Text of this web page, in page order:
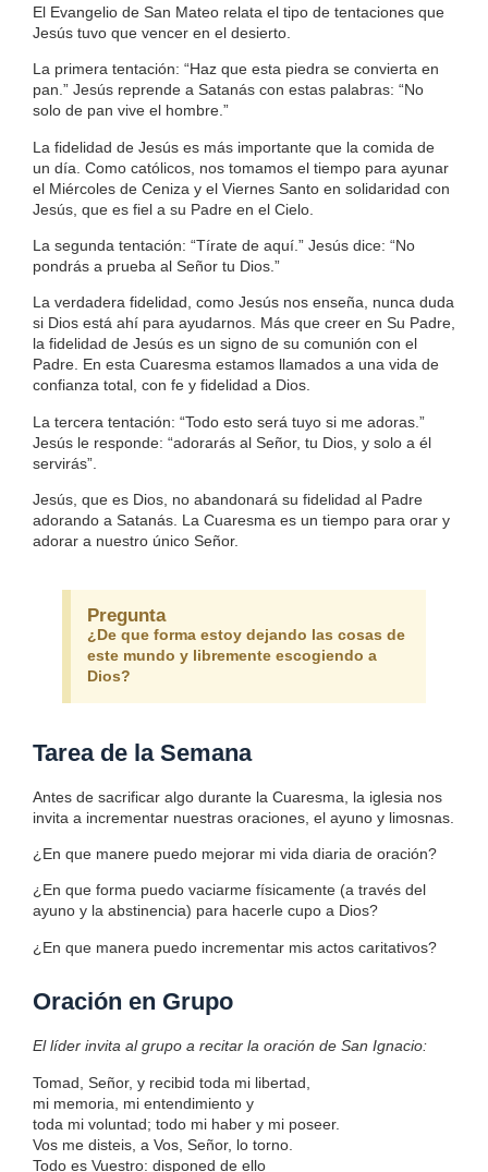
El Evangelio de San Mateo relata el tipo de tentaciones que
Jesús tuvo que vencer en el desierto.
La primera tentación: “Haz que esta piedra se convierta en
pan.” Jesús reprende a Satanás con estas palabras: “No
solo de pan vive el hombre.”
La fidelidad de Jesús es más importante que la comida de
un día. Como católicos, nos tomamos el tiempo para ayunar
el Miércoles de Ceniza y el Viernes Santo en solidaridad con
Jesús, que es fiel a su Padre en el Cielo.
La segunda tentación: “Tírate de aquí.” Jesús dice: “No
pondrás a prueba al Señor tu Dios.”
La verdadera fidelidad, como Jesús nos enseña, nunca duda
si Dios está ahí para ayudarnos. Más que creer en Su Padre,
la fidelidad de Jesús es un signo de su comunión con el
Padre. En esta Cuaresma estamos llamados a una vida de
confianza total, con fe y fidelidad a Dios.
La tercera tentación: “Todo esto será tuyo si me adoras.”
Jesús le responde: “adorarás al Señor, tu Dios, y solo a él
servirás”.
Jesús, que es Dios, no abandonará su fidelidad al Padre
adorando a Satanás. La Cuaresma es un tiempo para orar y
adorar a nuestro único Señor.
Pregunta
¿De que forma estoy dejando las cosas de
este mundo y libremente escogiendo a
Dios?
Tarea de la Semana
Antes de sacrificar algo durante la Cuaresma, la iglesia nos
invita a incrementar nuestras oraciones, el ayuno y limosnas.
¿En que manere puedo mejorar mi vida diaria de oración?
¿En que forma puedo vaciarme físicamente (a través del
ayuno y la abstinencia) para hacerle cupo a Dios?
¿En que manera puedo incrementar mis actos caritativos?
Oración en Grupo
El líder invita al grupo a recitar la oración de San Ignacio:
Tomad, Señor, y recibid toda mi libertad,
mi memoria, mi entendimiento y
toda mi voluntad; todo mi haber y mi poseer.
Vos me disteis, a Vos, Señor, lo torno.
Todo es Vuestro: disponed de ello